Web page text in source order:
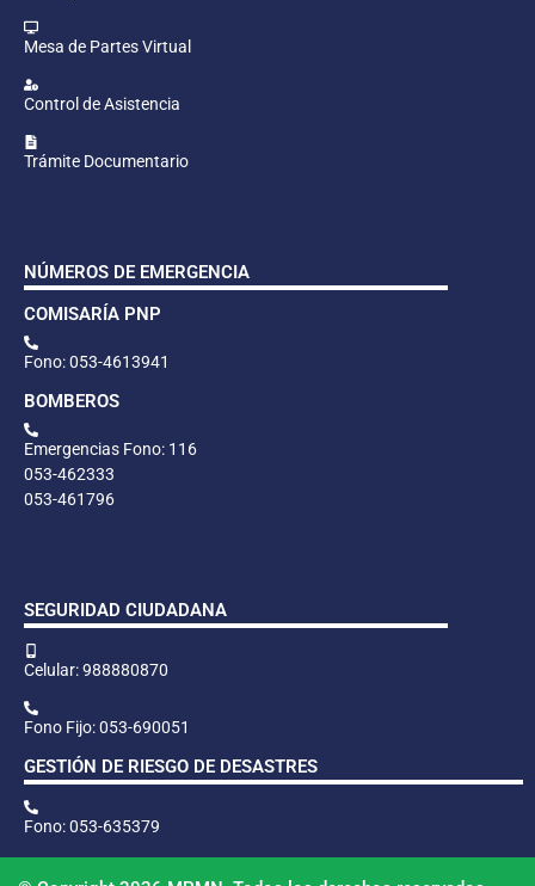
Mesa de Partes Virtual
Control de Asistencia
Trámite Documentario
NÚMEROS DE EMERGENCIA
COMISARÍA PNP
Fono: 053-4613941
BOMBEROS
Emergencias Fono: 116
053-462333
053-461796
SEGURIDAD CIUDADANA
Celular: 988880870
Fono Fijo: 053-690051
GESTIÓN DE RIESGO DE DESASTRES
Fono: 053-635379